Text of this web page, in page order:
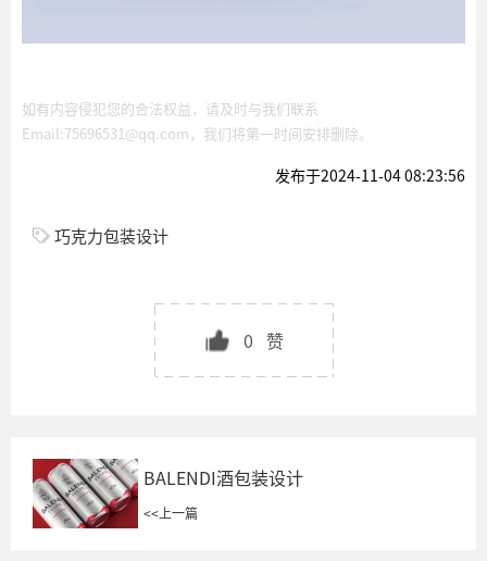
如有内容侵犯您的合法权益，请及时与我们联系
Email:75696531@qq.com，我们将第一时间安排删除。
发布于2024-11-04 08:23:56
巧克力包装设计
0 赞
BALENDI酒包装设计
<< 上一篇